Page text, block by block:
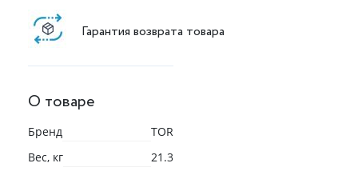
Гарантия возврата товара
О товаре
Бренд
TOR
Вес, кг
21.3